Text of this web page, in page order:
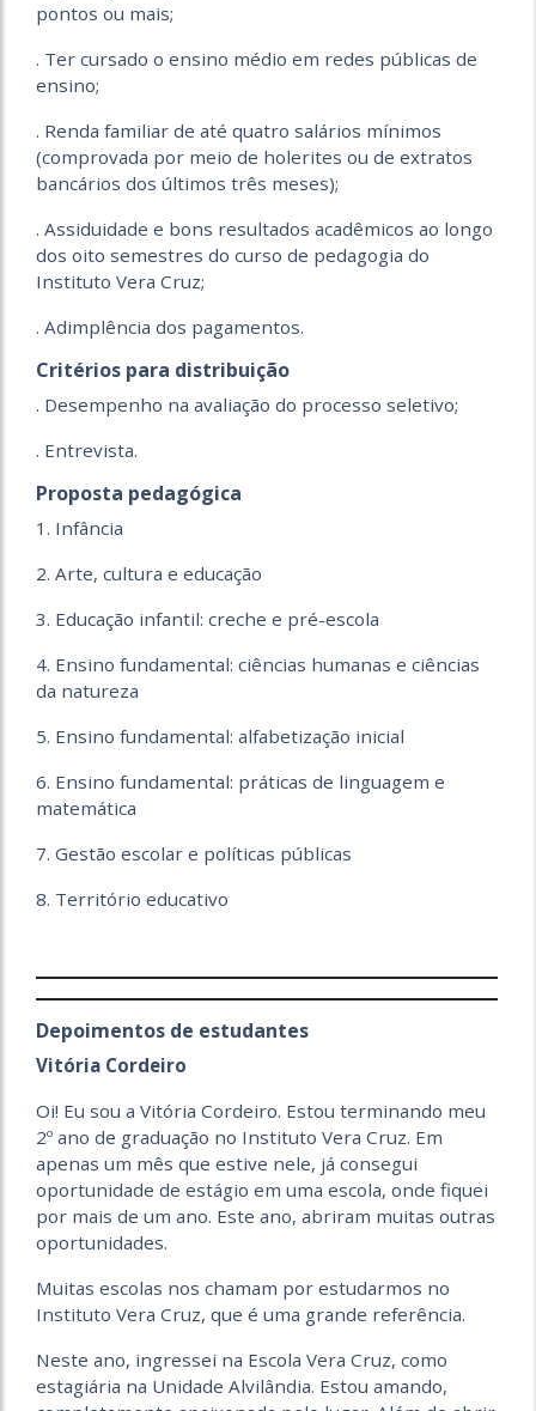
pontos ou mais;
. Ter cursado o ensino médio em redes públicas de
ensino;
. Renda familiar de até quatro salários mínimos
(comprovada por meio de holerites ou de extratos
bancários dos últimos três meses);
. Assiduidade e bons resultados acadêmicos ao longo
dos oito semestres do curso de pedagogia do
Instituto Vera Cruz;
. Adimplência dos pagamentos.
Critérios para distribuição
. Desempenho na avaliação do processo seletivo;
. Entrevista.
Proposta pedagógica
1. Infância
2. Arte, cultura e educação
3. Educação infantil: creche e pré-escola
4. Ensino fundamental: ciências humanas e ciências
da natureza
5. Ensino fundamental: alfabetização inicial
6. Ensino fundamental: práticas de linguagem e
matemática
7. Gestão escolar e políticas públicas
8. Território educativo
Depoimentos de estudantes
Vitória Cordeiro
Oi! Eu sou a Vitória Cordeiro. Estou terminando meu
2º ano de graduação no Instituto Vera Cruz. Em
apenas um mês que estive nele, já consegui
oportunidade de estágio em uma escola, onde fiquei
por mais de um ano. Este ano, abriram muitas outras
oportunidades.
Muitas escolas nos chamam por estudarmos no
Instituto Vera Cruz, que é uma grande referência.
Neste ano, ingressei na Escola Vera Cruz, como
estagiária na Unidade Alvilândia. Estou amando,